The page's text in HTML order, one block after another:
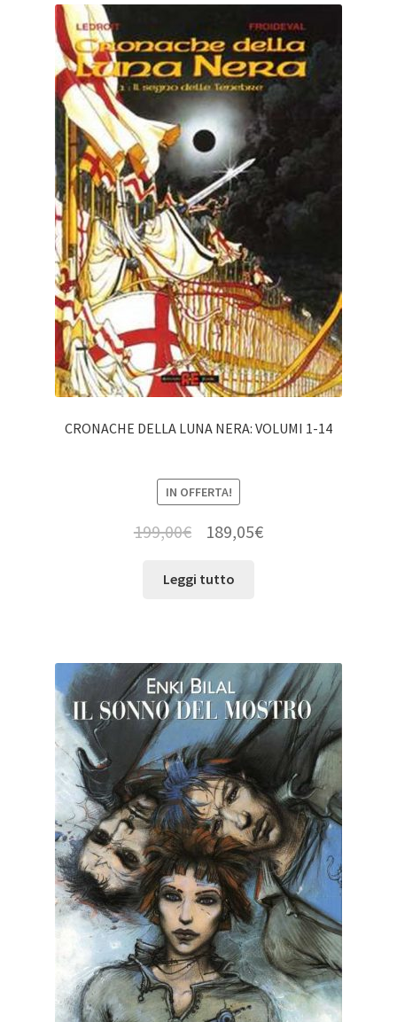
CRONACHE DELLA LUNA NERA: VOLUMI 1-14
IN OFFERTA!
199,00€ 189,05€
Leggi tutto